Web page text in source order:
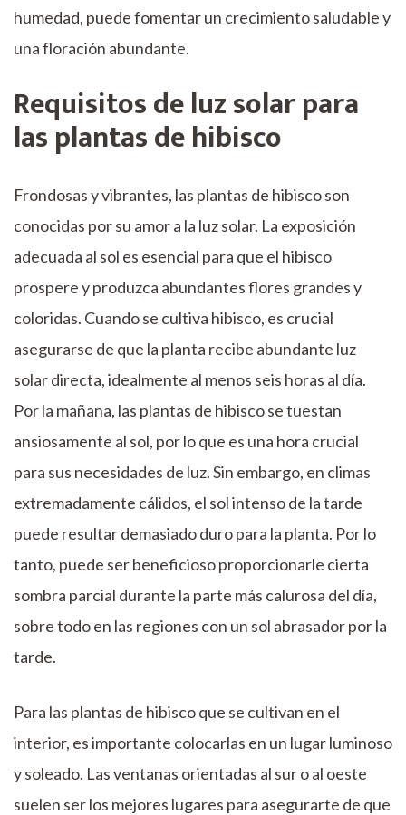
humedad, puede fomentar un crecimiento saludable y
una floración abundante.
Requisitos de luz solar para
las plantas de hibisco
Frondosas y vibrantes, las plantas de hibisco son
conocidas por su amor a la luz solar. La exposición
adecuada al sol es esencial para que el hibisco
prospere y produzca abundantes flores grandes y
coloridas. Cuando se cultiva hibisco, es crucial
asegurarse de que la planta recibe abundante luz
solar directa, idealmente al menos seis horas al día.
Por la mañana, las plantas de hibisco se tuestan
ansiosamente al sol, por lo que es una hora crucial
para sus necesidades de luz. Sin embargo, en climas
extremadamente cálidos, el sol intenso de la tarde
puede resultar demasiado duro para la planta. Por lo
tanto, puede ser beneficioso proporcionarle cierta
sombra parcial durante la parte más calurosa del día,
sobre todo en las regiones con un sol abrasador por la
tarde.
Para las plantas de hibisco que se cultivan en el
interior, es importante colocarlas en un lugar luminoso
y soleado. Las ventanas orientadas al sur o al oeste
suelen ser los mejores lugares para asegurarte de que